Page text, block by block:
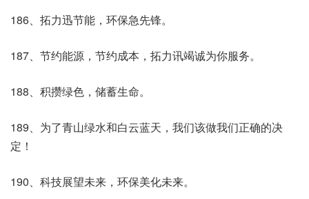
186、拓力迅节能，环保急先锋。
187、节约能源，节约成本，拓力讯竭诚为你服务。
188、积攒绿色，储蓄生命。
189、为了青山绿水和白云蓝天，我们该做我们正确的决
定！
190、科技展望未来，环保美化未来。